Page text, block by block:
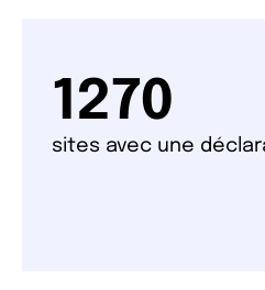
1270
sites avec une